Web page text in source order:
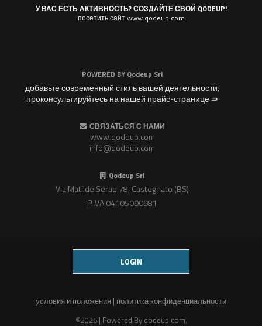
У ВАС ЕСТЬ АКТИВНОСТЬ? СОЗДАЙТЕ СВОЙ QODEUP!
посетить сайт www.qodeup.com
POWERED BY Qodeup Srl
добавьте современный стиль вашей деятельности,
проконсультируйтесь на нашей прайс-странице ⇛
СВЯЗАТЬСЯ С НАМИ
www.qodeup.com
info@qodeup.com
Qodeup Srl
Via Matilde Serao 78, Castegnato (BS)
P.IVA 04105090981
LOGIN
условия и положения | политика конфиденциальности
©2026 | Powered By qodeup.com.